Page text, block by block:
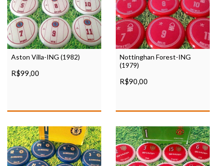
Aston Villa-ING (1982)
R$99,00
Nottinghan Forest-ING
(1979)
R$90,00